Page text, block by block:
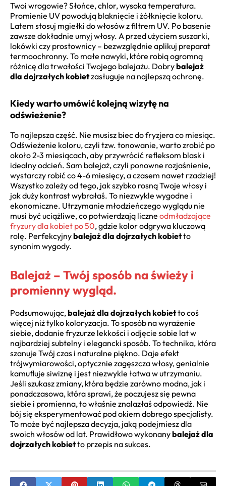
Twoi wrogowie? Słońce, chlor, wysoka temperatura.
Promienie UV powodują blaknięcie i żółknięcie koloru.
Latem stosuj mgiełki do włosów z filtrem UV. Po basenie
zawsze dokładnie umyj włosy. A przed użyciem suszarki,
lokówki czy prostownicy – bezwzględnie aplikuj preparat
termoochronny. To małe nawyki, które robią ogromną
różnicę dla trwałości Twojego balejażu. Dobrybalejaż
dla dojrzałych kobietzasługuje na najlepszą ochronę.
Kiedy warto umówić kolejną wizytę na
odświeżenie?
To najlepsza część. Nie musisz biec do fryzjera co miesiąc.
Odświeżenie koloru, czyli tzw. tonowanie, warto zrobić po
około 2-3 miesiącach, aby przywrócić refleksom blask i
idealny odcień. Sam balejaż, czyli ponowne rozjaśnienie,
wystarczy robić co 4-6 miesięcy, a czasem nawet rzadziej!
Wszystko zależy od tego, jak szybko rosną Twoje włosy i
jak duży kontrast wybrałaś. To niezwykle wygodne i
ekonomiczne. Utrzymanie młodzieńczego wyglądu nie
musi być uciążliwe, co potwierdzają liczne odmładzające
fryzury dla kobiet po 50, gdzie kolor odgrywa kluczową
rolę. Perfekcyjnybalejaż dla dojrzałych kobietto
synonim wygody.
Balejaż – Twój sposób na świeży i
promienny wygląd.
Podsumowując,balejaż dla dojrzałych kobietto coś
więcej niż tylko koloryzacja. To sposób na wyrażenie
siebie, dodanie fryzurze lekkości i odjęcie sobie lat w
najbardziej subtelny i elegancki sposób. To technika, która
szanuje Twój czas i naturalne piękno. Daje efekt
trójwymiarowości, optycznie zagęszcza włosy, genialnie
kamufluje siwiznę i jest niezwykle łatwa w utrzymaniu.
Jeśli szukasz zmiany, która będzie zarówno modna, jak i
ponadczasowa, która sprawi, że poczujesz się pewna
siebie i promienna, to właśnie znalazłaś odpowiedź. Nie
bój się eksperymentować pod okiem dobrego specjalisty.
To może być najlepsza decyzja, jaką podejmiesz dla
swoich włosów od lat. Prawidłowo wykonanybalejaż dla
dojrzałych kobietto przepis na sukces.